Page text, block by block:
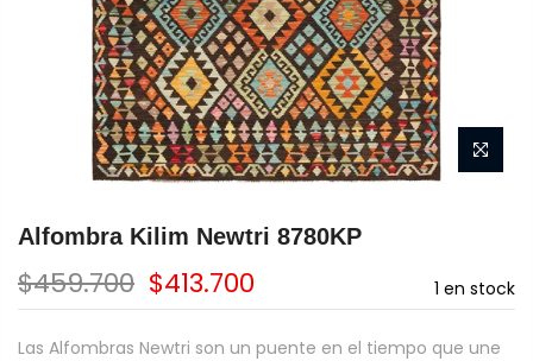
Alfombra Kilim Newtri 8780KP
1 en stock
$459.700 $413.700
Las Alfombras Newtri son un puente en el tiempo que une